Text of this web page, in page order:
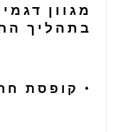
מגוון
בתהליך
• קופסת